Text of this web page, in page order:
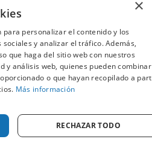
los derechos reservados
×
para personalizar el contenido y los
y analizar el tráfico. Además,
que haga del sitio web con nuestros
y análisis web, quienes pueden
o que hayan recopilado a
Más información
RECHAZAR TODO